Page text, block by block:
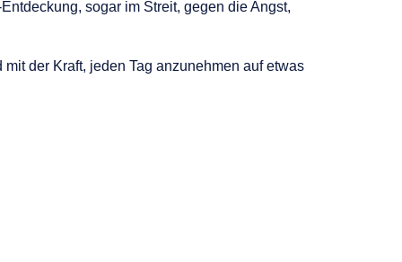
sogar im Streit, gegen die Angst,
der Kraft, jeden Tag anzunehmen auf etwas